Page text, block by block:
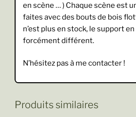
en scène … ) Chaque scène est
faites avec des bouts de bois
n’est plus en stock, le support
forcément différent.
N’hésitez pas à me contacter !
Produits similaires